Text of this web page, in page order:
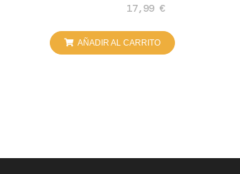
17,99 €
AÑADIR AL CARRITO